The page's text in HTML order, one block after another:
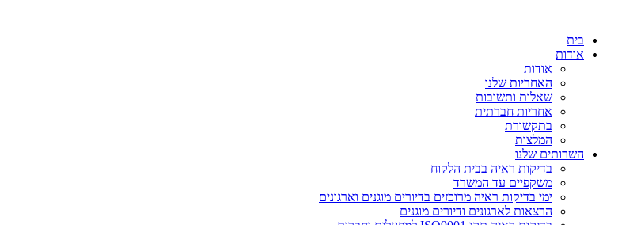
בית
אודות
אודות
האחריות שלנו
שאלות ותשובות
אחריות חברתית
בתקשורת
המלצות
השרותים שלנו
בדיקות ראיה בבית הלקוח
משקפיים עד המשרד
ימי בדיקות ראיה מרוכזים בדיורים מוגנים וארגונים
הרצאות לארגונים ודיורים מוגנים